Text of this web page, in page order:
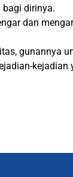
bagi dirinya.
dan
gunannya
kejadian